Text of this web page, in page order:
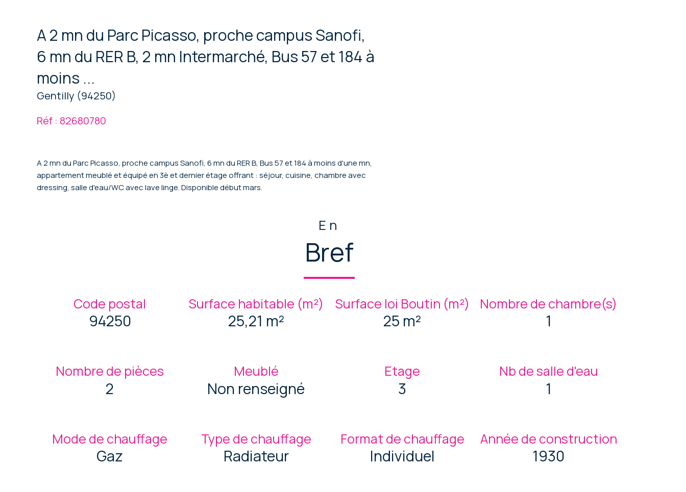
A 2 mn du Parc Picasso, proche campus Sanofi,
6 mn du RER B, 2 mn Intermarché, Bus 57 et 184 à
moins ...
Gentilly (94250)
Réf : 82680780
A 2 mn du Parc Picasso, proche campus Sanofi, 6 mn du RER B, Bus 57 et 184 à moins d'une mn,
appartement meublé et équipé en 3è et dernier étage offrant : séjour, cuisine, chambre avec
dressing, salle d'eau/WC avec lave linge. Disponible début mars.
En
Bref
Code postal
94250
Surface habitable (m²)
25,21 m²
Surface loi Boutin (m²)
25 m²
Nombre de chambre(s)
1
Nombre de pièces
2
Meublé
Non renseigné
Etage
3
Nb de salle d'eau
1
Mode de chauffage
Gaz
Type de chauffage
Radiateur
Format de chauffage
Individuel
Année de construction
1930